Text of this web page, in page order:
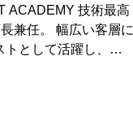
ACADEMY 技術最高
兼任。 幅広い客層に
として活躍し、テ